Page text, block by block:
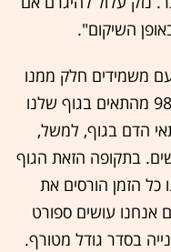
השיקום".
משמידים חלק ממנו
ומשפצים אותו. בסוף כל שנתיים, 98% מהתאים בגוף שלנו
הדם בגוף, למשל,
בתקופה הזאת הגוף
כל הזמן הורסים את
אנחנו עושים ספורט
בסדר גודל מטורף.